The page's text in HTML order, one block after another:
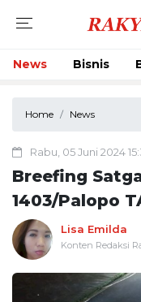
News Bisnis
Home News
Rabu, 05 Juni 2024
Breefing
1403/Palopo
Lisa Emilda
Konten Redaksi